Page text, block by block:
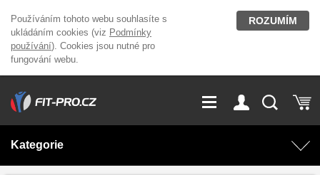
Používáním tohoto webu souhlasíte s
ukládáním cookies (viz Podmínky
používání). Cookies jsou nutné pro
fungování webu.
ROZUMÍM
GDPR
Přihlášení
Kategorie